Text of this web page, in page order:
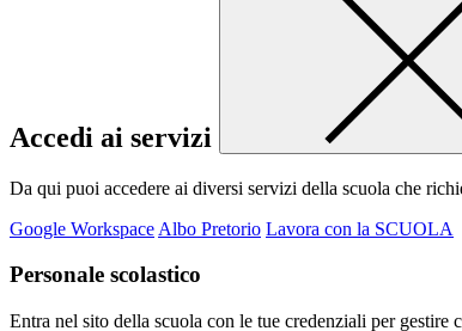
Accedi ai servizi
Da qui puoi accedere ai diversi servizi della scuola che
Google Workspace Albo Pretorio Lavora con la SCUOLA
Personale scolastico
Entra nel sito della scuola con le tue credenziali per